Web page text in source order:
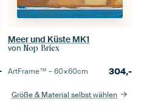
Meer und Küste MK1
von Nop Briex
ArtFrame™ –60×60cm 304,-
Größe & Material selbst wählen